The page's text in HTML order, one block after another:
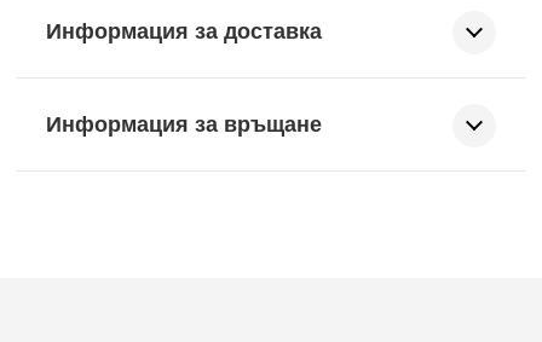
Информация за доставка
Информация за връщане